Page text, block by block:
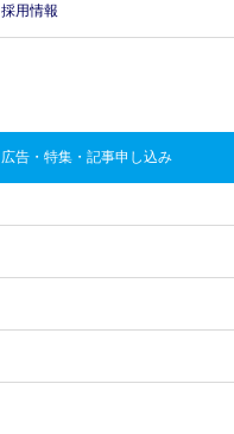
採用情報
広告・特集・記事申し込み